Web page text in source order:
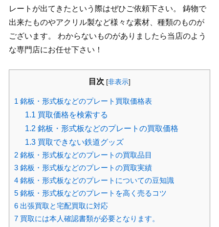
レートが出てきたという際はぜひご依頼下さい。 鋳物で
出来たものやアクリル製など様々な素材、種類のものが
ございます。 わからないものがありましたら当店のよう
な専門店にお任せ下さい！
目次 [非表示]
1銘板・形式板などのプレート買取価格表
1.1 買取価格を検索する
1.2 銘板・形式板などのプレートの買取価格
1.3買取できない鉄道グッズ
2銘板・形式板などのプレートの買取品目
3銘板・形式板などのプレートの買取実績
4銘板・形式板などのプレートについての豆知識
5銘板・形式板などのプレートを高く売るコツ
6出張買取と宅配買取に対応
7買取には本人確認書類が必要となります。